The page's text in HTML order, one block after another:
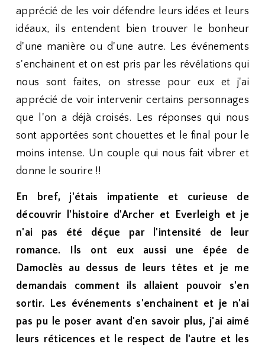
apprécié de les voir défendre leurs idées et leurs
idéaux, ils entendent bien trouver le bonheur
d'une manière ou d'une autre. Les événements
s'enchainent et on est pris par les révélations qui
nous sont faites, on stresse pour eux et j'ai
apprécié de voir intervenir certains personnages
que l'on a déjà croisés. Les réponses qui nous
sont apportées sont chouettes et le final pour le
moins intense. Un couple qui nous fait vibrer et
donne le sourire !!
En bref, j'étais impatiente et curieuse de
découvrir l'histoire d'Archer et Everleigh et je
n'ai pas été déçue par l'intensité de leur
romance. Ils ont eux aussi une épée de
Damoclès au dessus de leurs têtes et je me
demandais comment ils allaient pouvoir s'en
sortir. Les événements s'enchainent et je n'ai
pas pu le poser avant d'en savoir plus, j'ai aimé
leurs réticences et le respect de l'autre et les